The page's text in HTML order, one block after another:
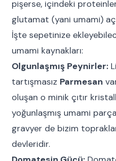
pişerse, içindeki
glutamat (yani umami)
İşte sepetinize
umami kaynakları:
Olgunlaşmış Peynirler:
tartışmasız Parmesan
oluşan o minik çıtır
yoğunlaşmış umami
gravyer de bizim
devleridir.